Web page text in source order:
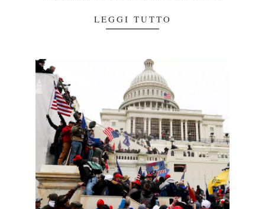
LEGGI TUTTO